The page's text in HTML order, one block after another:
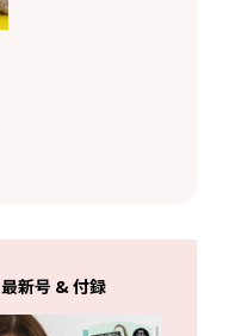
最新号 & 付録